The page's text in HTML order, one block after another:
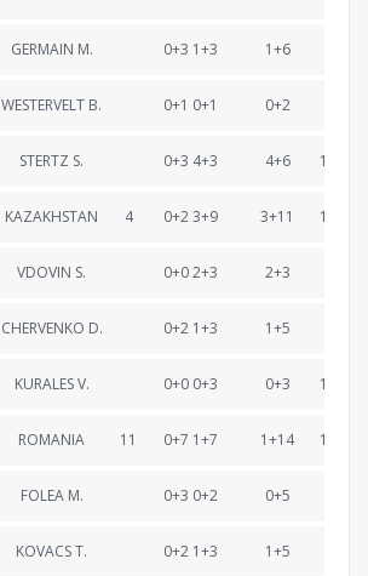
GERMAIN M. 0+3 1+3 1+6
WESTERVELT B. 0+1 0+1 0+2
STERTZ S. 0+3 4+3 4+6
KAZAKHSTAN 4 0+2 3+9 3+11
VDOVIN S. 0+0 2+3 2+3
CHERVENKO D. 0+2 1+3 1+5
KURALES V. 0+0 0+3 0+3
ROMANIA 11 0+7 1+7 1+14
FOLEA M. 0+3 0+2 0+5
KOVACS T. 0+2 1+3 1+5